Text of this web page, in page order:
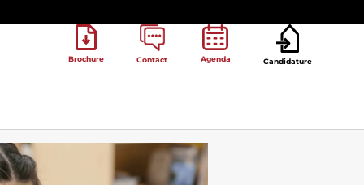
Brochure Contact Agenda Candidature